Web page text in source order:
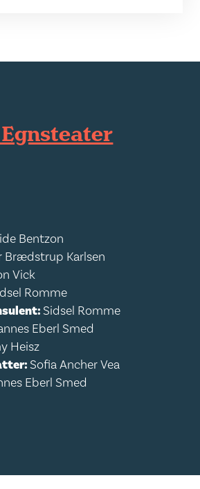
Bentzon
Brædstrup Karlsen
Vick
Romme
Sidsel Romme
Eberl Smed
Heisz
Sofia Ancher Vea
Eberl Smed